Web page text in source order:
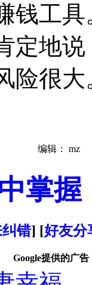
钱工
定地
险很大
编辑： mz
掌握
错] [好友分
Google提供的广告